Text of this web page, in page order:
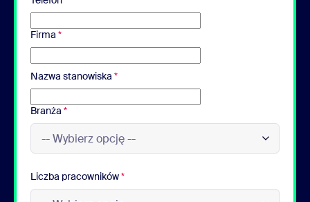
Firma *
Nazwa stanowiska *
Branża *
Liczba pracowników*